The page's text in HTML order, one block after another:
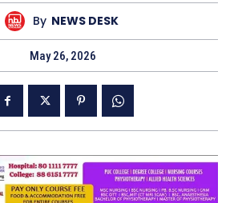
By NEWS DESK
May 26, 2026